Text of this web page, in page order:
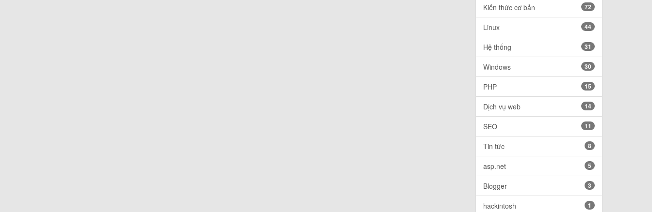
Kiến thức cơ bản 72
Linux 44
Hệ thống 31
Windows 30
PHP 15
Dịch vụ web 14
SEO 11
Tin tức 8
asp.net 5
Blogger 3
hackintosh 1